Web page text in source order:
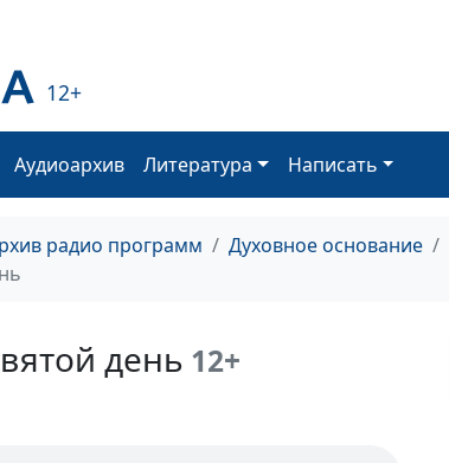
12+
Аудиоархив Литература Написать
радио программ Духовное основание
день 12+